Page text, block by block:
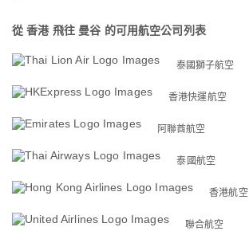
從 香港 飛往 曼谷 的可用航空公司列表
泰國獅子航空
香港快運航空
阿聯酋航空
泰國航空
香港航空
聯合航空